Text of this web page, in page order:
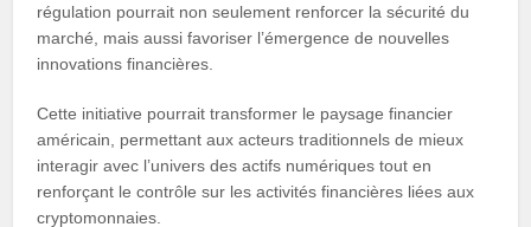
régulation pourrait non seulement renforcer la sécurité du
marché, mais aussi favoriser l’émergence de nouvelles
innovations financières.
Cette initiative pourrait transformer le paysage financier
américain, permettant aux acteurs traditionnels de mieux
interagir avec l’univers des actifs numériques tout en
renforçant le contrôle sur les activités financières liées aux
cryptomonnaies.